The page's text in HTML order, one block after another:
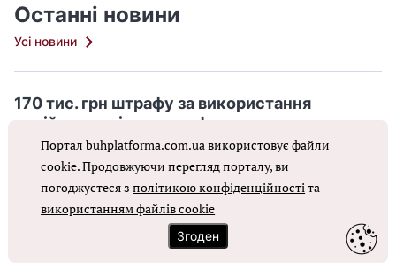
Останні новини
Усі новини
170 тис. грн штрафу за використання
російських пісень в кафе, магазинах та
салонах краси
ФОП на 2 групі: перед прийняттям нового
працівника перевірте ліміт
Портал buhplatforma.com.ua використовує файли
cookie. Продовжуючи перегляд порталу, ви
погоджуєтеся зполітикою конфіденційностіта
використанням файлів cookie
Згоден